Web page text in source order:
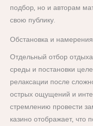
подбор, но и авторам
свою публику.
Обстановка и
Отдельный отбор
среды и постановки
релаксации после
острых ощущений и
стремлению провести
казино отображает, что